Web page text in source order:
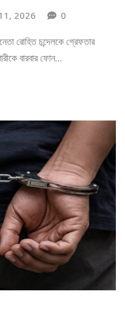
2026 0
রোহিত চন্দেলকে গ্রেফতার
বারবার ফোন…